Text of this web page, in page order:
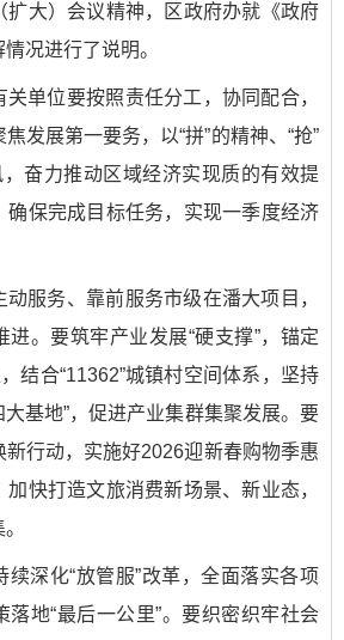
扩大）会议精神，区政府办就《政府
况进行了说明。
单位要按照责任分工，协同配合，
发展第一要务，以“拼”的精神、“抢”
，奋力推动区域经济实现质的有效提
确保完成目标任务，实现一季度经济
服务、靠前服务市级在潘大项目，
进。要筑牢产业发展“硬支撑”，锚定
结合“11362”城镇村空间体系，坚持
大基地”，促进产业集群集聚发展。要
新行动，实施好2026迎新春购物季惠
加快打造文旅消费新场景、新业态，
续深化“放管服”改革，全面落实各项
落地“最后一公里”。要织密织牢社会